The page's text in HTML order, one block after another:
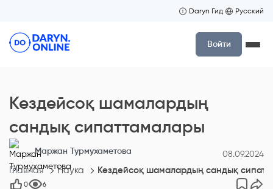
Daryn Гид Русский
Войти
Кездейсоқ шамалардың
сандық сипаттамалары
Маржан Турмухаметова 08.09.2024
Главная Наука Кездейсоқ шамалардың сандық
0 6